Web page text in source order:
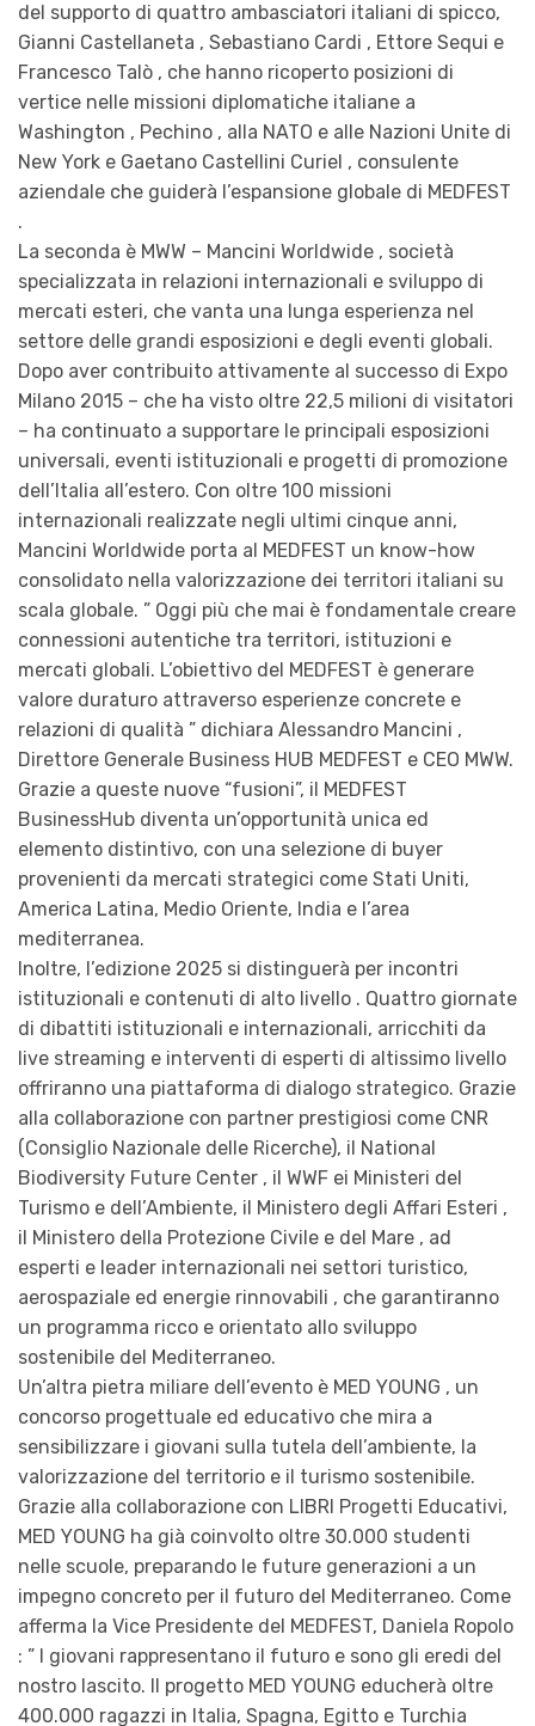
del supporto di quattro ambasciatori italiani di spicco,
Gianni Castellaneta , Sebastiano Cardi , Ettore Sequi e
Francesco Talò , che hanno ricoperto posizioni di
vertice nelle missioni diplomatiche italiane a
Washington , Pechino , alla NATO e alle Nazioni Unite di
New York e Gaetano Castellini Curiel , consulente
aziendale che guiderà l’espansione globale di MEDFEST
.
La seconda è MWW – Mancini Worldwide , società
specializzata in relazioni internazionali e sviluppo di
mercati esteri, che vanta una lunga esperienza nel
settore delle grandi esposizioni e degli eventi globali.
Dopo aver contribuito attivamente al successo di Expo
Milano 2015 – che ha visto oltre 22,5 milioni di visitatori
– ha continuato a supportare le principali esposizioni
universali, eventi istituzionali e progetti di promozione
dell’Italia all’estero. Con oltre 100 missioni
internazionali realizzate negli ultimi cinque anni,
Mancini Worldwide porta al MEDFEST un know-how
consolidato nella valorizzazione dei territori italiani su
scala globale. ” Oggi più che mai è fondamentale creare
connessioni autentiche tra territori, istituzioni e
mercati globali. L’obiettivo del MEDFEST è generare
valore duraturo attraverso esperienze concrete e
relazioni di qualità ” dichiara Alessandro Mancini ,
Direttore Generale Business HUB MEDFEST e CEO MWW.
Grazie a queste nuove “fusioni”, il MEDFEST
BusinessHub diventa un’opportunità unica ed
elemento distintivo, con una selezione di buyer
provenienti da mercati strategici come Stati Uniti,
America Latina, Medio Oriente, India e l’area
mediterranea.
Inoltre, l’edizione 2025 si distinguerà per incontri
istituzionali e contenuti di alto livello . Quattro giornate
di dibattiti istituzionali e internazionali, arricchiti da
live streaming e interventi di esperti di altissimo livello
offriranno una piattaforma di dialogo strategico. Grazie
alla collaborazione con partner prestigiosi come CNR
(Consiglio Nazionale delle Ricerche), il National
Biodiversity Future Center , il WWF ei Ministeri del
Turismo e dell’Ambiente, il Ministero degli Affari Esteri ,
il Ministero della Protezione Civile e del Mare , ad
esperti e leader internazionali nei settori turistico,
aerospaziale ed energie rinnovabili , che garantiranno
un programma ricco e orientato allo sviluppo
sostenibile del Mediterraneo.
Un’altra pietra miliare dell’evento è MED YOUNG , un
concorso progettuale ed educativo che mira a
sensibilizzare i giovani sulla tutela dell’ambiente, la
valorizzazione del territorio e il turismo sostenibile.
Grazie alla collaborazione con LIBRI Progetti Educativi,
MED YOUNG ha già coinvolto oltre 30.000 studenti
nelle scuole, preparando le future generazioni a un
impegno concreto per il futuro del Mediterraneo. Come
afferma la Vice Presidente del MEDFEST, Daniela Ropolo
: ” I giovani rappresentano il futuro e sono gli eredi del
nostro lascito. Il progetto MED YOUNG educherà oltre
400.000 ragazzi in Italia, Spagna, Egitto e Turchia